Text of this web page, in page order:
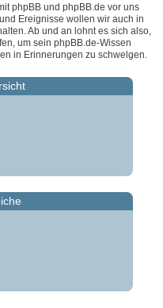
phpBB und phpBB.de vor uns
Ereignisse wollen wir auch in
Ab und an lohnt es sich also,
um sein phpBB.de-Wissen
in Erinnerungen zu schwelgen.